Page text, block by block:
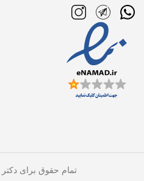
تمام حقوق برای دکتر dji محفوظ است.